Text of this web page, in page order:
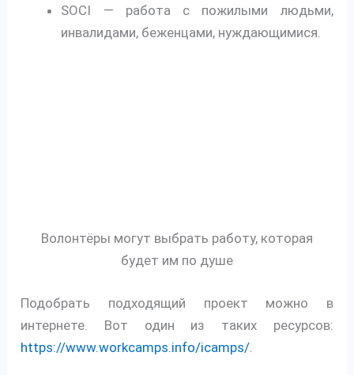
SOCI — работа с пожилыми людьми,
инвалидами, беженцами, нуждающимися.
Волонтёры могут выбрать работу, которая
будет им по душе
Подобрать подходящий проект можно в
интернете. Вот один из таких ресурсов:
https://www.workcamps.info/icamps/